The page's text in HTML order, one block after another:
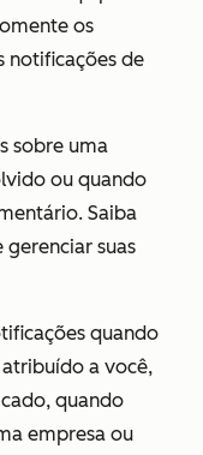
os
notificações de
sobre uma
ou quando
Saiba
suas
quando
a você,
quando
empresa ou